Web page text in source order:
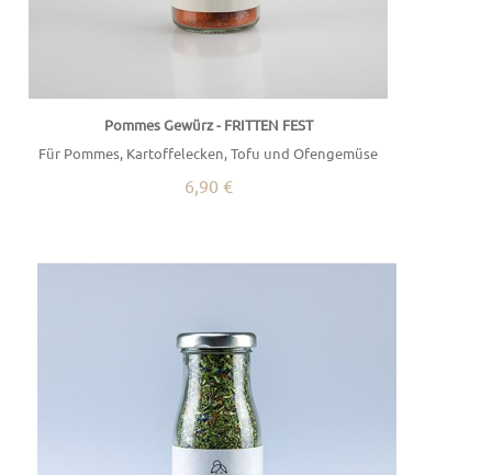
Pommes Gewürz - FRITTEN FEST
Für Pommes, Kartoffelecken, Tofu und Ofengemüse
6,90 €